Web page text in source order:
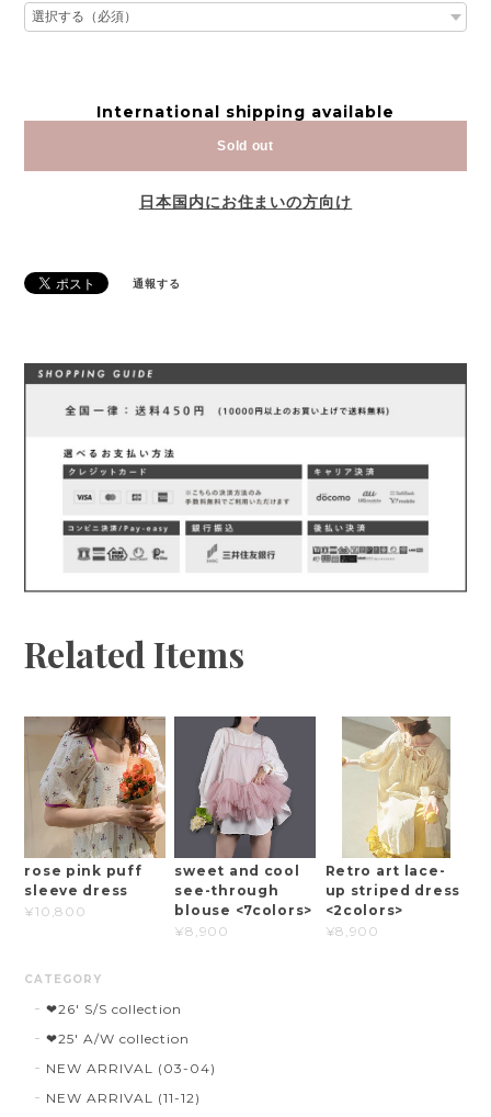
International shipping available
Sold out
日本国内にお住まいの方向け
通報する
Related Items
rose pink puff
sleeve dress
¥10,800
sweet and cool
see-through
blouse <7colors>
¥8,900
Retro art lace-
up striped dress
<2colors>
¥8,900
CATEGORY
❤︎26' S/S collection
❤︎25' A/W collection
NEW ARRIVAL (03-04)
NEW ARRIVAL (11-12)